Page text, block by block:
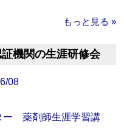
もっと見る »
機関の生涯研修会
08
ー 薬剤師生涯学習講